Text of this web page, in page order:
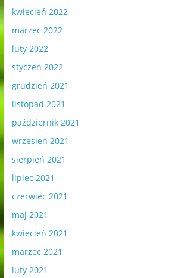
kwiecień 2022
marzec 2022
luty 2022
styczeń 2022
grudzień 2021
listopad 2021
październik 2021
wrzesień 2021
sierpień 2021
lipiec 2021
czerwiec 2021
maj 2021
kwiecień 2021
marzec 2021
luty 2021